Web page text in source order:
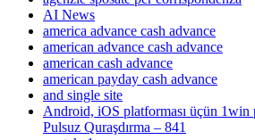
AI News
america advance cash advance
american advance cash advance
american cash advance
american payday cash advance
and single site
Android, iOS platforması üçün 1win
Pulsuz Quraşdırma – 841